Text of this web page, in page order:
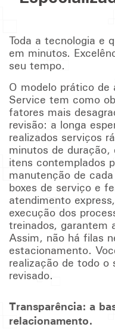
Toda a tecnologia e
em minutos.
seu tempo.
O modelo prático de
Service tem como
fatores mais
revisão: a longa
realizados serviços
minutos de
itens contemplados
manutenção de
boxes de serviço e
atendimento
execução dos
treinados, garantem
Assim, não há filas
estacionamento.
realização de todo o
revisado.
Transparência: a
relacionamento.